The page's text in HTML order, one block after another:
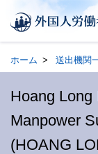
ホーム 送出機関
Hoang Long
Manpower
(HOANG